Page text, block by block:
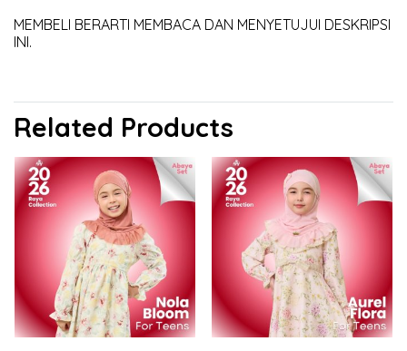
MEMBELI BERARTI MEMBACA DAN MENYETUJUI DESKRIPSI
INI.
Related Products